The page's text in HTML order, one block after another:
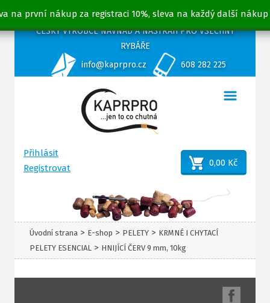
na první nákup za registraci 10%, sleva na každý další nákup
ČESKÝ VÝROBCE NÁVNAD A NÁSTRAH PRO VŠECHNY
RYBÁŘE
info@kaprpro.cz
608 282 225
Přihlásit
Registrovat
0,00 Kč
Úvodní strana > E-shop > PELETY > KRMNÉ I CHYTACÍ
PELETY ESENCIAL > HNIJÍCÍ ČERV 9 mm, 10kg